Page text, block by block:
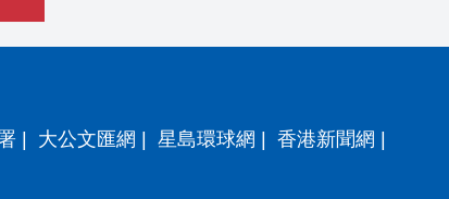
| 大公文匯網 | 星島環球網 | 香港新聞網 |